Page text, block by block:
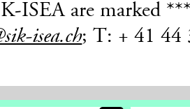
ISEA are marked
isea.ch; T: + 41 44